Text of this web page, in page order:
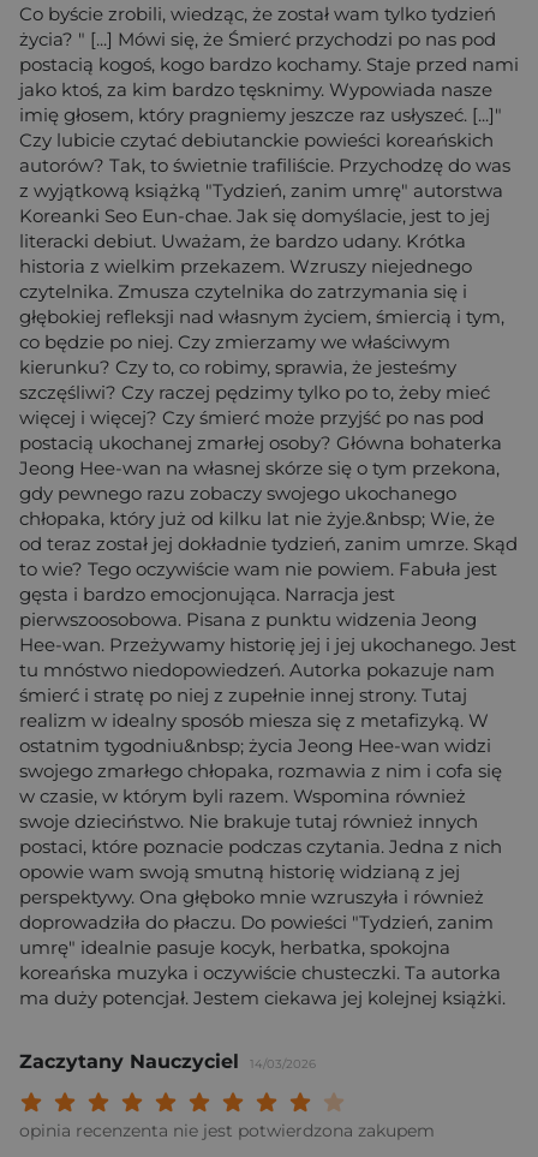
Co byście zrobili, wiedząc, że został wam tylko tydzień
życia? " [...] Mówi się, że Śmierć przychodzi po nas pod
postacią kogoś, kogo bardzo kochamy. Staje przed nami
jako ktoś, za kim bardzo tęsknimy. Wypowiada nasze
imię głosem, który pragniemy jeszcze raz usłyszeć. [...]"
Czy lubicie czytać debiutanckie powieści koreańskich
autorów? Tak, to świetnie trafiliście. Przychodzę do was
z wyjątkową książką "Tydzień, zanim umrę" autorstwa
Koreanki Seo Eun-chae. Jak się domyślacie, jest to jej
literacki debiut. Uważam, że bardzo udany. Krótka
historia z wielkim przekazem. Wzruszy niejednego
czytelnika. Zmusza czytelnika do zatrzymania się i
głębokiej refleksji nad własnym życiem, śmiercią i tym,
co będzie po niej. Czy zmierzamy we właściwym
kierunku? Czy to, co robimy, sprawia, że jesteśmy
szczęśliwi? Czy raczej pędzimy tylko po to, żeby mieć
więcej i więcej? Czy śmierć może przyjść po nas pod
postacią ukochanej zmarłej osoby? Główna bohaterka
Jeong Hee-wan na własnej skórze się o tym przekona,
gdy pewnego razu zobaczy swojego ukochanego
chłopaka, który już od kilku lat nie żyje.&nbsp; Wie, że
od teraz został jej dokładnie tydzień, zanim umrze. Skąd
to wie? Tego oczywiście wam nie powiem. Fabuła jest
gęsta i bardzo emocjonująca. Narracja jest
pierwszoosobowa. Pisana z punktu widzenia Jeong
Hee-wan. Przeżywamy historię jej i jej ukochanego. Jest
tu mnóstwo niedopowiedzeń. Autorka pokazuje nam
śmierć i stratę po niej z zupełnie innej strony. Tutaj
realizm w idealny sposób miesza się z metafizyką. W
ostatnim tygodniu&nbsp; życia Jeong Hee-wan widzi
swojego zmarłego chłopaka, rozmawia z nim i cofa się
w czasie, w którym byli razem. Wspomina również
swoje dzieciństwo. Nie brakuje tutaj również innych
postaci, które poznacie podczas czytania. Jedna z nich
opowie wam swoją smutną historię widzianą z jej
perspektywy. Ona głęboko mnie wzruszyła i również
doprowadziła do płaczu. Do powieści "Tydzień, zanim
umrę" idealnie pasuje kocyk, herbatka, spokojna
koreańska muzyka i oczywiście chusteczki. Ta autorka
ma duży potencjał. Jestem ciekawa jej kolejnej książki.
Zaczytany Nauczyciel 14/03/2026
Twoja ocena:
Twoja ocena: Wybitna 9/
Twoja ocena: Rewelacyjna 8/
Twoja ocena: Bardzo dobra 7/10"
Twoja ocena: Dobra 6/10"
Twoja ocena: Przeciętna 5/10"
Twoja ocena: Może być 4/10"
Twoja ocena: Słaba 3/10"
Twoja ocena: Bardzo słaba 2/10"
Twoja ocena: Beznadziejna 1/10"
opinia recenzenta nie jest potwierdzona zakupem